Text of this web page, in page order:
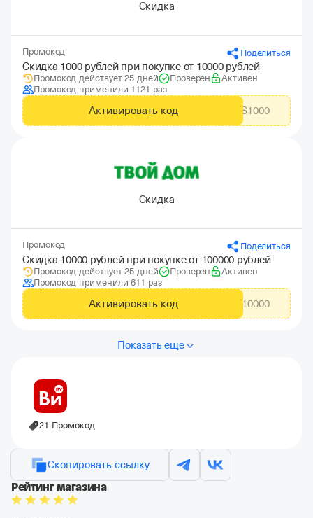
Скидка
Промокод Поделиться
Скидка 1000 рублей при покупке от 10000 рублей
Промокод действует 25 дней Проверен
Активен
Промокод применили 1121 раз
Активировать код CITYADS1000
Скидка
Промокод Поделиться
Скидка 10000 рублей при покупке от 100000 рублей
Промокод действует 25 дней Проверен
Активен
Промокод применили 611 раз
Активировать код TDW10000
Показать еще
21 Промокод
Скопировать ссылку
Рейтинг магазина